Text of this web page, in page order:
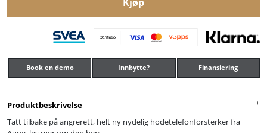
Book en demo Innbytte? Finansiering
Produktbeskrivelse
Tatt tilbake på angrerett, helt ny nydelig hodetelefonforsterker fra